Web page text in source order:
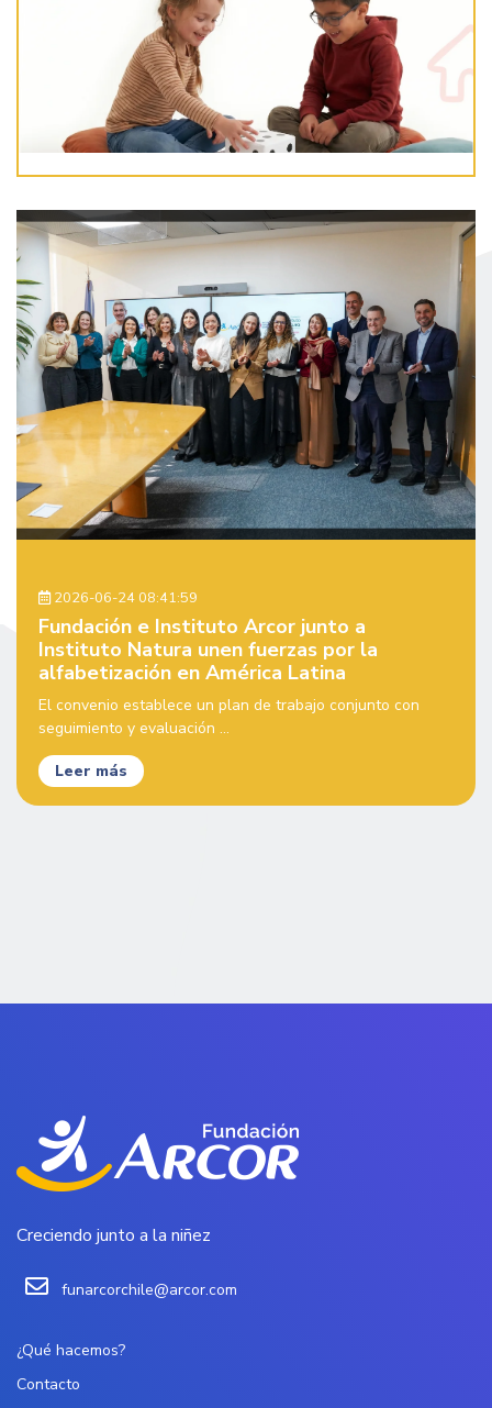
2026-06-24 08:41:59
Fundación e Instituto Arcor junto a
Instituto Natura unen fuerzas por la
alfabetización en América Latina
El convenio establece un plan de trabajo conjunto con
seguimiento y evaluación ...
Leer más
Creciendo junto a la niñez
funarcorchile@arcor.com
¿Qué hacemos?
Contacto